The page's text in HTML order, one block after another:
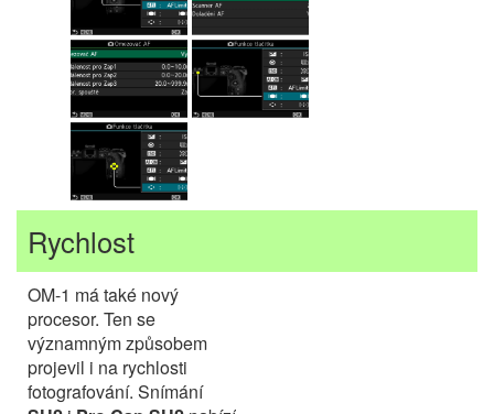
Rychlost
OM-1 má také nový
procesor. Ten se
významným způsobem
projevil i na rychlosti
fotografování. Snímání